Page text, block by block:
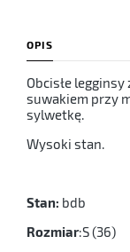
OPIS
Obcisłe
suwakiem przy
sylwetkę.
Wysoki stan.
Stan: bdb
Rozmiar:S (36)